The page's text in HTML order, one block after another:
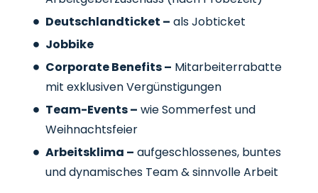
Deutschlandticket – als Jobticket
Jobbike
Corporate Benefits – Mitarbeiterrabatte
mit exklusiven Vergünstigungen
Team-Events – wie Sommerfest und
Weihnachtsfeier
Arbeitsklima – aufgeschlossenes, buntes
und dynamisches Team & sinnvolle Arbeit